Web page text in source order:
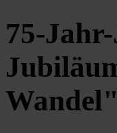
75-